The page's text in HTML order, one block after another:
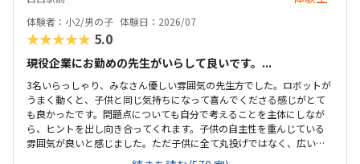
体験者：小2/男の子 体験日：2026/07
★★★★★ 5.0
現役企業にお勤めの先生がいらして良いです。...
3名いらっしゃり、みなさん優しい雰囲気の先生方でした。ロボットが
うまく動くと、子供と同じ気持ちになって喜んでくださる感じがとて
も良かったです。問題点についても自分で考えることを主体にしなが
ら、ヒントを出し向き合ってくれます。子供の自主性を重んじている
雰囲気が良いと感じました。ただ子供に全て丸投げではなく、広い机
の上に「教科書とキットをどこに置いたらやりやすいかな？」と声を